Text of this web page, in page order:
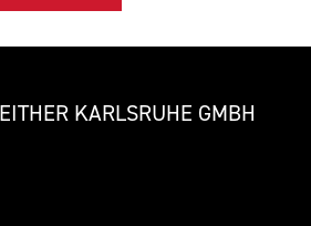
KARLSRUHE GMBH